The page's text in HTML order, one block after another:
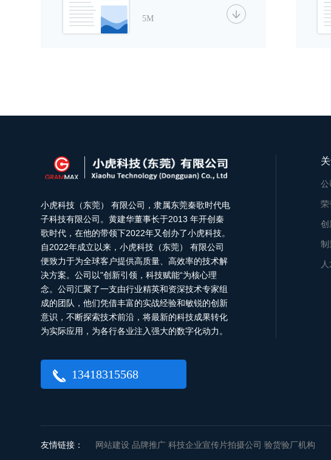
5M
小虎科技（东莞） 有限公司，隶属东莞秦歌时代电
子科技有限公司。黄建华董事长于2013 年开创秦
歌时代，在他的带领下2022年又创办了小虎科技。
自2022年成立以来，小虎科技（东莞） 有限公司
便致力于为全球客户提供高质量、高效率的技术解
决方案。公司以"创新引领，科技赋能“为核心理
念。公司汇聚了一支由行业精英和资深技术专家组
成的团队，他们凭借丰富的实战经验和敏锐的创新
意识，不断探索技术前沿，将最新的科技成果转化
为实际应用，为各行各业注入强大的数字化动力。
13418315568
公
荣
创
制
友情链接： 网站建设 品牌推广 科技企业宣传片拍摄公司 验货验厂机构